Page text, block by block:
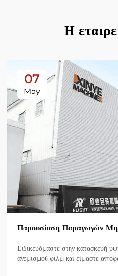
Η
07
May
Παρουσίαση Παραγωγών
Ειδικευόμαστε στην κατασκευή
ανεμισμού φιλμ και είμαστε